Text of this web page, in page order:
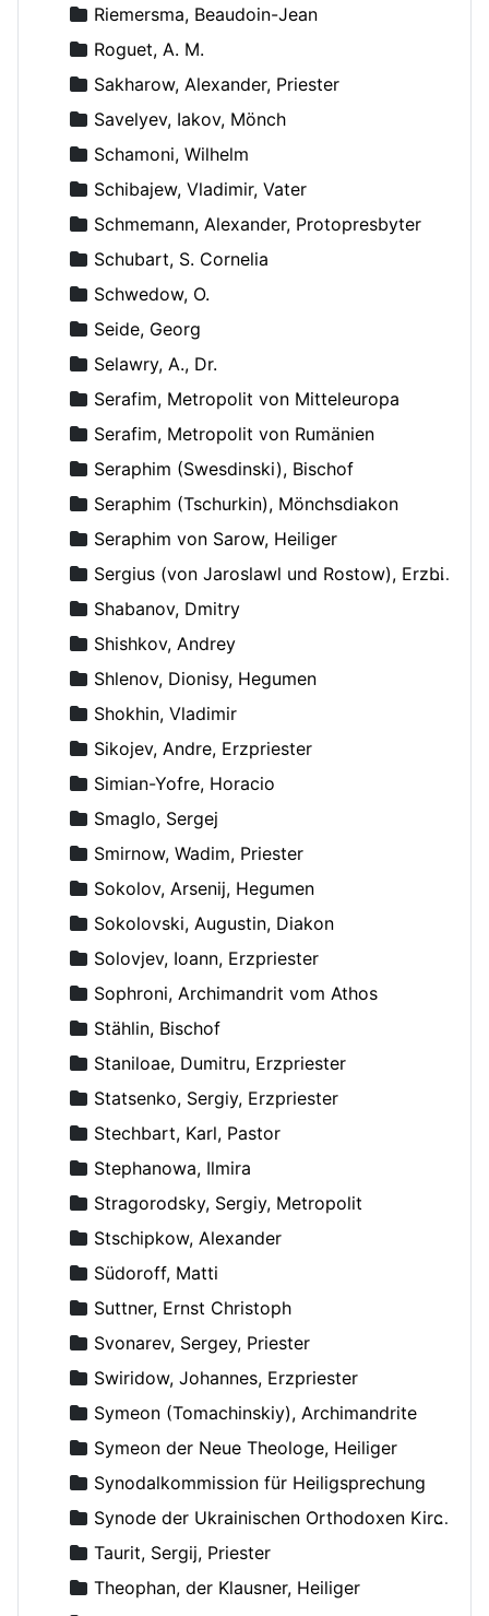
Riemersma, Beaudoin-Jean
Roguet, A. M.
Sakharow, Alexander, Priester
Savelyev, Iakov, Mönch
Schamoni, Wilhelm
Schibajew, Vladimir, Vater
Schmemann, Alexander, Protopresbyter
Schubart, S. Cornelia
Schwedow, O.
Seide, Georg
Selawry, A., Dr.
Serafim, Metropolit von Mitteleuropa
Serafim, Metropolit von Rumänien
Seraphim (Swesdinski), Bischof
Seraphim (Tschurkin), Mönchsdiakon
Seraphim von Sarow, Heiliger
Sergius (von Jaroslawl und Rostow), Erzbischof
Shabanov, Dmitry
Shishkov, Andrey
Shlenov, Dionisy, Hegumen
Shokhin, Vladimir
Sikojev, Andre, Erzpriester
Simian-Yofre, Horacio
Smaglo, Sergej
Smirnow, Wadim, Priester
Sokolov, Arsenij, Hegumen
Sokolovski, Augustin, Diakon
Solovjev, Ioann, Erzpriester
Sophroni, Archimandrit vom Athos
Stählin, Bischof
Staniloae, Dumitru, Erzpriester
Statsenko, Sergiy, Erzpriester
Stechbart, Karl, Pastor
Stephanowa, Ilmira
Stragorodsky, Sergiy, Metropolit
Stschipkow, Alexander
Südoroff, Matti
Suttner, Ernst Christoph
Svonarev, Sergey, Priester
Swiridow, Johannes, Erzpriester
Symeon (Tomachinskiy), Archimandrite
Symeon der Neue Theologe, Heiliger
Synodalkommission für Heiligsprechung
Synode der Ukrainischen Orthodoxen Kirche
Taurit, Sergij, Priester
Theophan, der Klausner, Heiliger